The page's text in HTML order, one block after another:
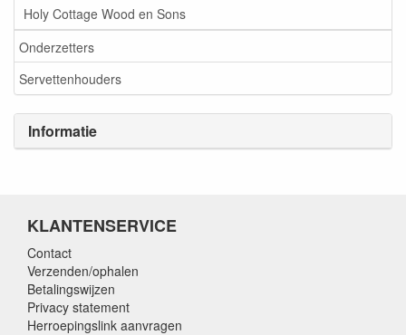
Holy Cottage Wood en Sons
Onderzetters
Servettenhouders
Informatie
KLANTENSERVICE
Contact
Verzenden/ophalen
Betalingswijzen
Privacy statement
Herroepingslink aanvragen